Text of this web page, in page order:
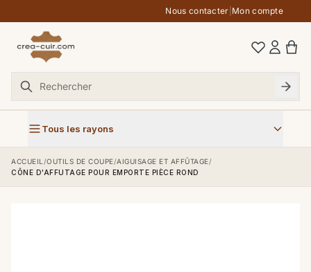
Nous contacter Mon compte
Tous les rayons
ACCUEIL /OUTILS DE COUPE/AIGUISAGE ET AFFÛTAGE/
CÔNE D'AFFUTAGE POUR EMPORTE PIÈCE ROND